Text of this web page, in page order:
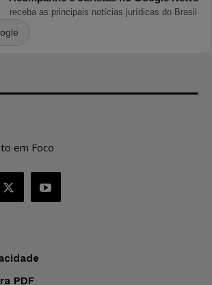
receba as principais notícias jurídicas do Brasil
em Foco
PDF